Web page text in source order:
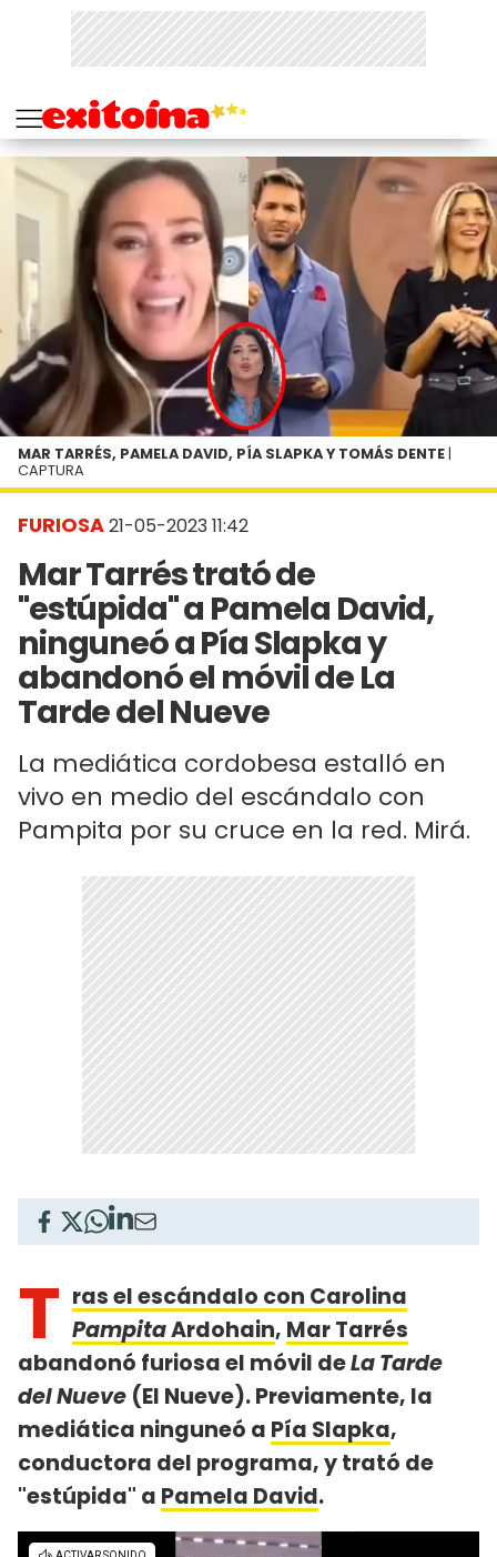
FURIOSA21-05-2023 11:42
Mar Tarrés trató de
"estúpida" a Pamela David,
ninguneó a Pía Slapka y
abandonó el móvil de La
Tarde del Nueve
La mediática cordobesa estalló en
vivo en medio del escándalo con
Pampita por su cruce en la red. Mirá.
MAR TARRÉS, PAMELA DAVID, PÍA SLAPKA Y TOMÁS DENTE |
CAPTURA
T ras el escándalo con Carolina
PampitaArdohain, Mar Tarrés
abandonó furiosa el móvil deLa Tarde
del Nueve (El Nueve). Previamente, la
mediática ninguneó a Pía Slapka,
conductora del programa, y trató de
"estúpida" a Pamela David.